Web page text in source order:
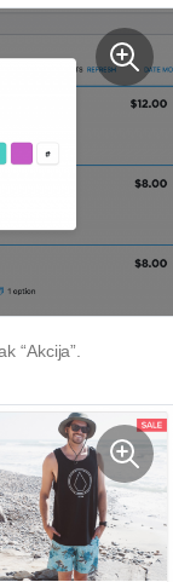
“Akcija”.